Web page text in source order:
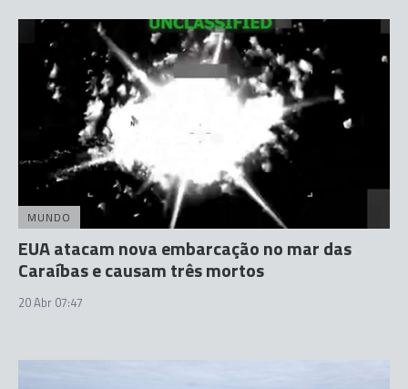
MUNDO
EUA atacam nova embarcação no mar das
Caraíbas e causam três mortos
20 Abr 07:47